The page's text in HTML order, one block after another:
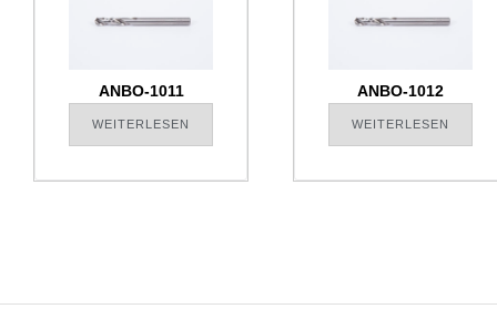
ANBO-1011
WEITERLESEN
ANBO-1012
WEITERLESEN